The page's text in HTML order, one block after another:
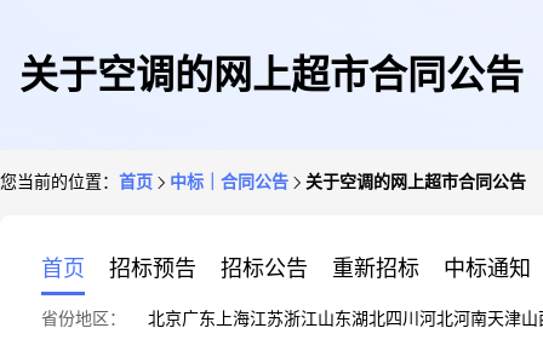
关于空调的网上超市合同公告
您当前的位置： 首页 中标｜合同公告 关于空调的网上超市合同公告
首页 招标预告 招标公告 重新招标 中标通知
省份地区： 北京广东 上海江苏浙江山东湖北四川 河北河南天津山